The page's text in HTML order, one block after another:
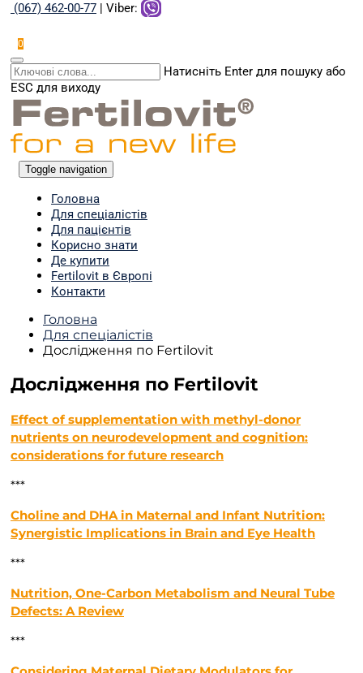
(067) 462-00-77 | Viber:
0
Натисніть Enter для пошуку або
ESC для виходу
Toggle navigation
Головна
Для спеціалістів
Для пацієнтів
Корисно знати
Де купити
Fertilovit в Європі
Контакти
Головна
Для спеціалістів
Дослідження по Fertilovit
Дослідження по Fertilovit
Effect of supplementation with methyl-donor
nutrients on neurodevelopment and cognition:
considerations for future research
***
Choline and DHA in Maternal and Infant Nutrition:
Synergistic Implications in Brain and Eye Health
***
Nutrition, One-Carbon Metabolism and Neural Tube
Defects: A Review
***